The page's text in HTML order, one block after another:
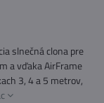
slnečná clona pre
a vďaka AirFrame
3, 4 a 5 metrov,